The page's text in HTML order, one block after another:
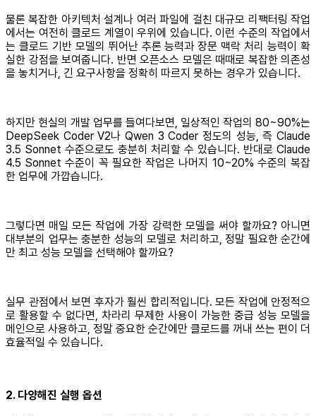
물론 복잡한 아키텍처 설계나 여러 파일에 걸친 대규모 리팩터링 작업
에서는 여전히 클로드 계열이 우위에 있습니다. 이런 수준의 작업에서
는 클로드 기반 모델의 뛰어난 추론 능력과 장문 맥락 처리 능력이 확
실한 강점을 보여줍니다. 반면 오픈소스 모델은 때때로 복잡한 의존성
을 놓치거나, 긴 요구사항을 정확히 따르지 못하는 경우가 있습니다.
하지만 현실의 개발 업무를 들여다보면, 일상적인 작업의 80~90%는
DeepSeek Coder V2나 Qwen 3 Coder 정도의 성능, 즉 Claude
3.5 Sonnet 수준으로도 충분히 처리할 수 있습니다. 반대로 Claude
4.5 Sonnet 수준이 꼭 필요한 작업은 나머지 10~20% 수준의 복잡
한 업무에 가깝습니다.
그렇다면 매일 모든 작업에 가장 강력한 모델을 써야 할까요? 아니면
대부분의 업무는 충분한 성능의 모델로 처리하고, 정말 필요한 순간에
만 최고 성능 모델을 선택해야 할까요?
실무 관점에서 보면 후자가 훨씬 합리적입니다. 모든 작업에 안정적으
로 활용할 수 없다면, 차라리 무제한 사용이 가능한 중급 성능 모델을
메인으로 사용하고, 정말 중요한 순간에만 클로드를 꺼내 쓰는 편이 더
효율적일 수 있습니다.
2. 다양해진 실행 옵션